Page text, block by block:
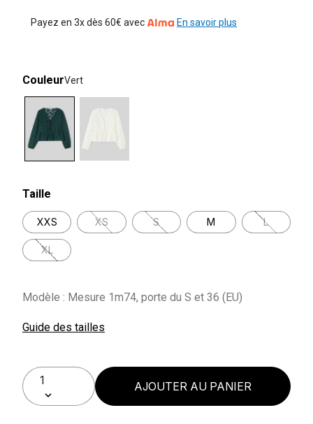
Payez en 3x dès 60€ avec En savoir plus
CouleurVert
Taille
XXS XS S M L
XL
Modèle : Mesure 1m74, porte du S et 36 (EU)
Guide des tailles
AJOUTER AU PANIER